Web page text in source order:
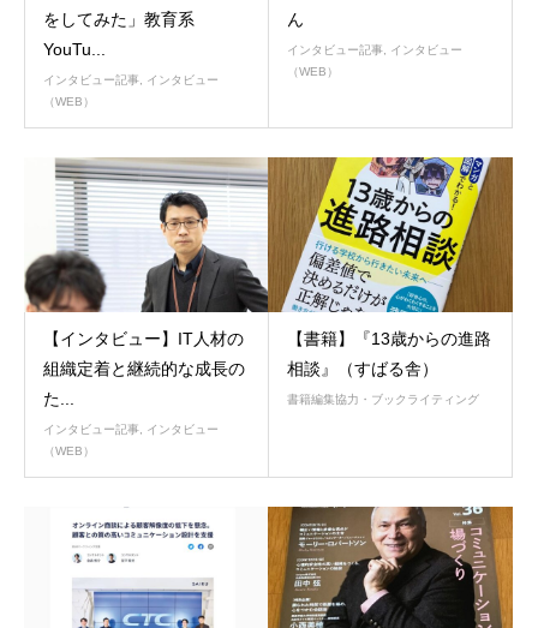
をしてみた」教育系
YouTu...
インタビュー記事
インタビュー
（WEB）
ん
インタビュー記事
インタビュー
（WEB）
【インタビュー】IT人材の
組織定着と継続的な成長の
た...
インタビュー記事, インタビュー
（WEB）
【書籍】『13歳からの進路
相談』（すばる舎）
書籍編集協力・ブックライティング